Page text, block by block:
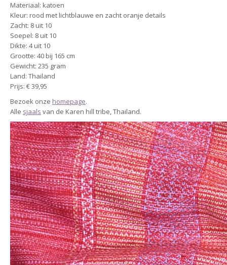
Materiaal: katoen
Kleur: rood met lichtblauwe en zacht oranje details
Zacht: 8 uit 10
Soepel: 8 uit 10
Dikte: 4 uit 10
Grootte: 40 bij 165 cm
Gewicht: 235 gram
Land: Thailand
Prijs: € 39,95
Bezoek onze homepage.
Alle sjaals van de Karen hill tribe, Thailand.